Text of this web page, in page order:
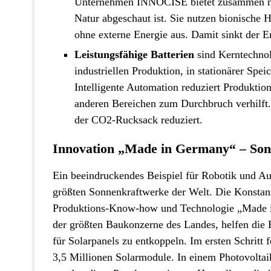
Natur abgeschaut ist. Sie nutzen bionische
ohne externe Energie aus. Damit sinkt der
Leistungsfähige Batterien sind
industriellen Produktion, in stationärer
Intelligente Automation reduziert
anderen Bereichen zum Durchbruch
der CO2-Rucksack reduziert.
Innovation „Made in Germany“ –
Ein beeindruckendes Beispiel für Robotik und
größten Sonnenkraftwerke der Welt. Die
Produktions-Know-how und Technologie
der größten Baukonzerne des Landes, helfen
für Solarpanels zu entkoppeln. Im ersten Schritt
3,5 Millionen Solarmodule. In einem